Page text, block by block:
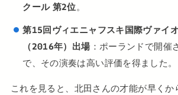
クール 第2位。
第15回ヴィエニャフスキ国際ヴァイ
（2016年）出場 ：ポーランドで開催
で、その演奏は高い評価を得ました。
これを見ると、北田さんの才能が早くか